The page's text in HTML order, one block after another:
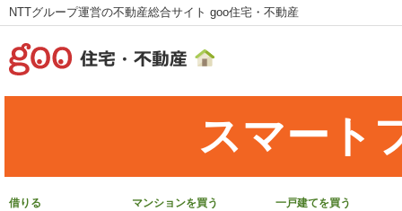
NTTグループ運営の不動産総合サイト goo住宅・不動産
スマート
借りる マンションを買う 一戸建てを買う